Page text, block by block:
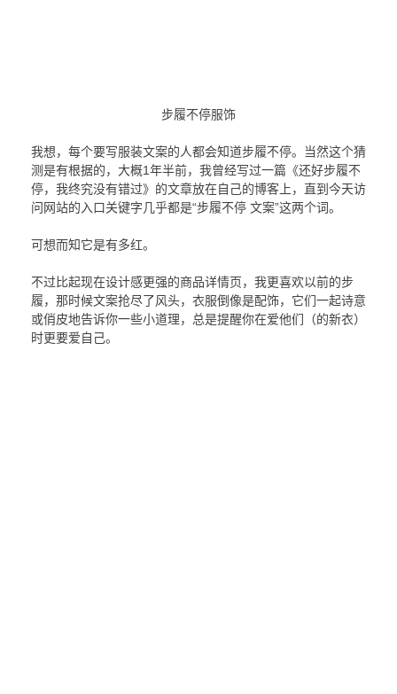
步履不停服饰
我想，每个要写服装文案的人都会知道步履不停。当然这个猜
测是有根据的，大概1年半前，我曾经写过一篇《还好步履不
停，我终究没有错过》的文章放在自己的博客上，直到今天访
问网站的入口关键字几乎都是“步履不停 文案”这两个词。
可想而知它是有多红。
不过比起现在设计感更强的商品详情页，我更喜欢以前的步
履，那时候文案抢尽了风头，衣服倒像是配饰，它们一起诗意
或俏皮地告诉你一些小道理，总是提醒你在爱他们（的新衣）
时更要爱自己。